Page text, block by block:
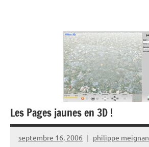
Les Pages jaunes en 3D !
septembre 16, 2006 philippe meignan